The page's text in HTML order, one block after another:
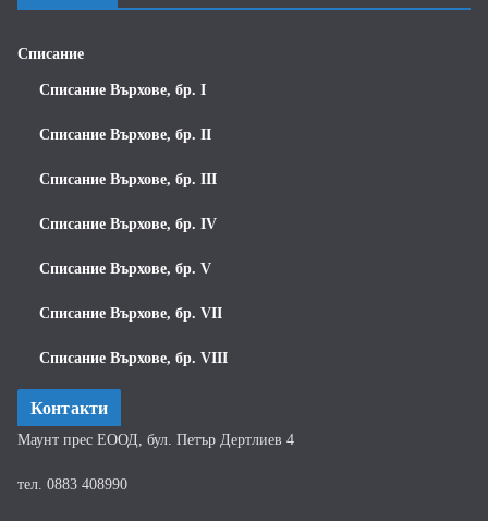
Списание
Списание Върхове, бр. I
Списание Върхове, бр. II
Списание Върхове, бр. III
Списание Върхове, бр. IV
Списание Върхове, бр. V
Списание Върхове, бр. VII
Списание Върхове, бр. VIII
Контакти
Маунт прес ЕООД, бул. Петър Дертлиев 4
тел. 0883 408990